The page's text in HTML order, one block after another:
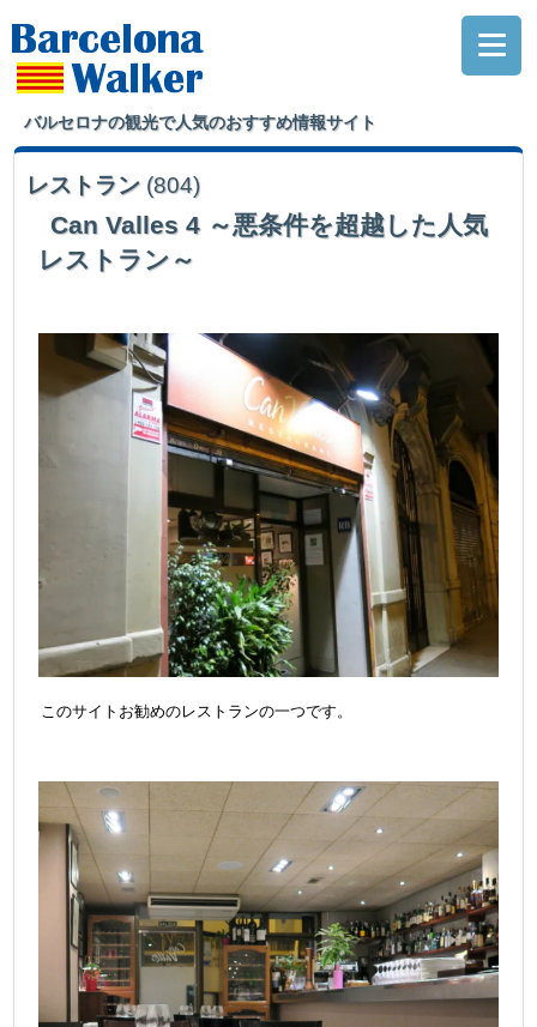
バルセロナの観光で人気のおすすめ情報サイト
レストラン (804)
Can Valles 4 ～悪条件を超越した人気
レストラン～
このサイトお勧めのレストランの一つです。